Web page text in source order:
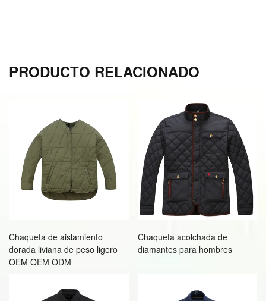
PRODUCTO RELACIONADO
Chaqueta de aislamiento
dorada liviana de peso ligero
OEM OEM ODM
Chaqueta acolchada de
diamantes para hombres